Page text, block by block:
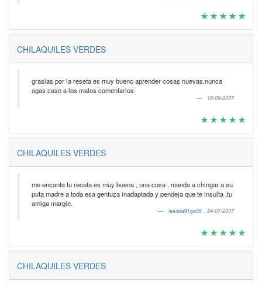
CHILAQUILES VERDES
grasias por la reseta es muy bueno aprender cosas nuevas.nunca
agas caso a los malos comentarios
18-09-2007
CHILAQUILES VERDES
me encanta tu receta es muy buena , una cosa , manda a chingar a su
puta madre a toda esa gentuza inadaptada y pendeja que te insulta ,tu
amiga margie.
lasoda91ga05 , 24-07-2007
CHILAQUILES VERDES